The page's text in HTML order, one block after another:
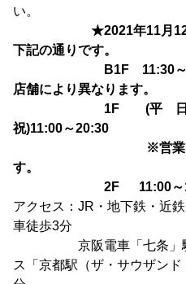
い。
★2021年11月
下記の通りです。
B1F 11:30～22:00
店舗により異なります。
1F (平 日)11:00
祝)11:00～20:30
※営業時間は店
す。
2F 11:00～
アクセス：JR・地下鉄・近
車徒歩3分
京阪電車「七条」駅か
ス「京都駅（ザ・サウザン